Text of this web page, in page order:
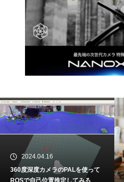
2024.04.16
360度深度カメラのPALを使って
ROSで自己位置推定してみる